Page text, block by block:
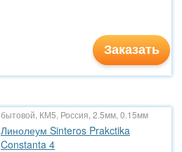
Заказать
бытовой, КМ5, Россия, 2.5мм, 0.15мм
Линолеум Sinteros Prakctika
Constanta 4